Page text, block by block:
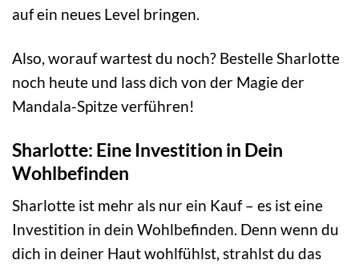
auf ein neues Level bringen.
Also, worauf wartest du noch? Bestelle Sharlotte
noch heute und lass dich von der Magie der
Mandala-Spitze verführen!
Sharlotte: Eine Investition in Dein
Wohlbefinden
Sharlotte ist mehr als nur ein Kauf – es ist eine
Investition in dein Wohlbefinden. Denn wenn du
dich in deiner Haut wohlfühlst, strahlst du das